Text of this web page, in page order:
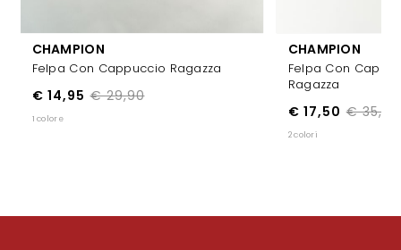
CHAMPION
Felpa Con Cappuccio Ragazza
€ 29,90
€ 14,95
1 colore
CHAMPION
Felpa Con
Ragazza
€ 35,00
€ 17,50
2 colori